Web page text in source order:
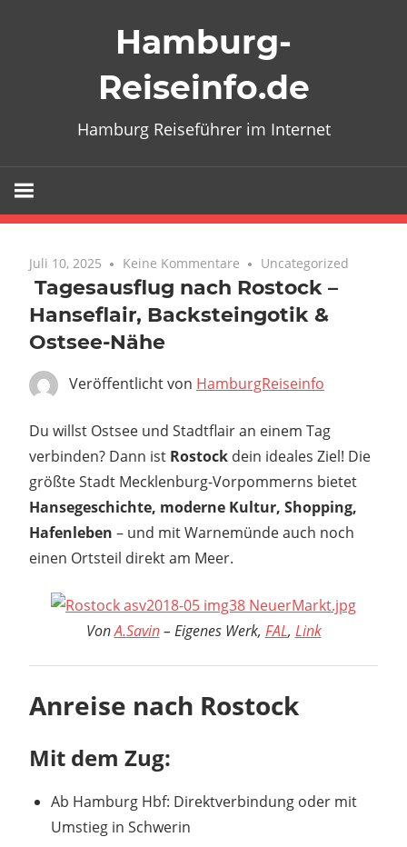
Hamburg-
Reiseinfo.de
Hamburg Reiseführer im Internet
Juli 10, 2025 Keine Kommentare Uncategorized
️ Tagesausflug nach Rostock –
Hanseflair, Backsteingotik &
Ostsee-Nähe
Veröffentlicht von HamburgReiseinfo
Du willst Ostsee und Stadtflair an einem Tag
verbinden? Dann ist Rostock dein ideales Ziel! Die
größte Stadt Mecklenburg-Vorpommerns bietet
Hansegeschichte, moderne Kultur, Shopping,
Hafenleben – und mit Warnemünde auch noch
einen Ortsteil direkt am Meer.
VonA.Savin– Eigenes Werk, FAL, Link
Anreise nach Rostock
Mit dem Zug:
Ab Hamburg Hbf: Direktverbindung oder mit
Umstieg in Schwerin